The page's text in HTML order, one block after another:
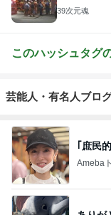
39次元魂
このハッシュタグ
芸能人・有名人ブロ
｢庶民
Ameba